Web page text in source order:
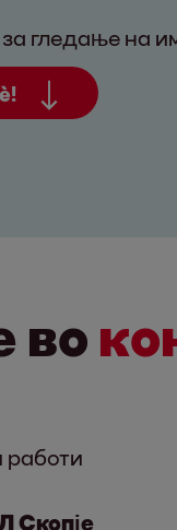
гледање на
во
работи
Скопје